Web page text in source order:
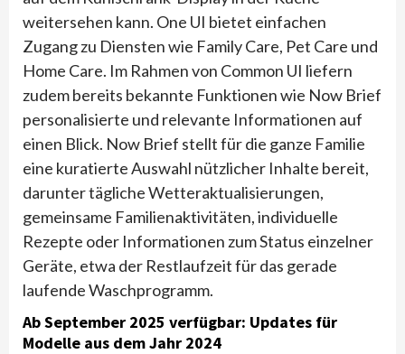
weitersehen kann. One UI bietet einfachen
Zugang zu Diensten wie Family Care, Pet Care und
Home Care. Im Rahmen von Common UI liefern
zudem bereits bekannte Funktionen wie Now Brief
personalisierte und relevante Informationen auf
einen Blick. Now Brief stellt für die ganze Familie
eine kuratierte Auswahl nützlicher Inhalte bereit,
darunter tägliche Wetteraktualisierungen,
gemeinsame Familienaktivitäten, individuelle
Rezepte oder Informationen zum Status einzelner
Geräte, etwa der Restlaufzeit für das gerade
laufende Waschprogramm.
Ab September 2025 verfügbar: Updates für
Modelle aus dem Jahr 2024